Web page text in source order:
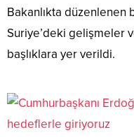
Bakanlıkta düzenlenen
Suriye’deki gelişmeler
başlıklara yer verildi.